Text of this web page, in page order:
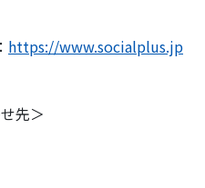
https://www.socialplus.jp
先＞